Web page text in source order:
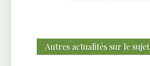
Autres actualités sur le sujet